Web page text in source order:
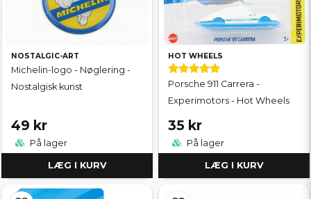
NOSTALGIC-ART
Michelin-logo - Nøglering -
Nostalgisk kunst
49 kr
På lager
LÆG I KURV
HOT WHEELS
Porsche 911 Carrera -
Experimotors - Hot Wheels
35 kr
På lager
LÆG I KURV